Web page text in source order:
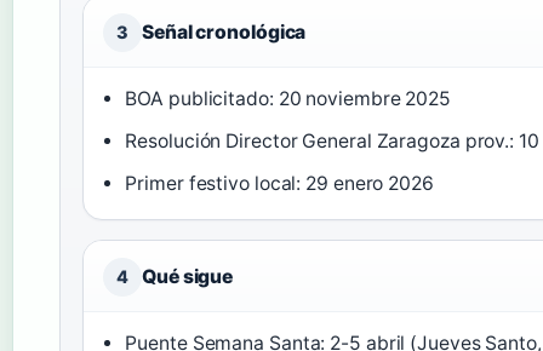
3 Señal cronológica
BOA publicitado: 20 noviembre 2025
Resolución Director General Zaragoza prov.:
Primer festivo local: 29 enero 2026
4 Qué sigue
Puente Semana Santa: 2-5 abril (Jueves